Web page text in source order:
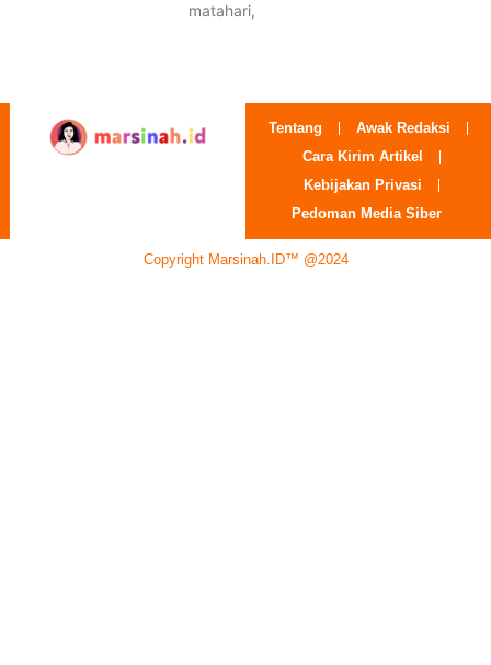
matahari,
Tentang
Awak Redaksi
Cara Kirim Artikel
Kebijakan Privasi
Pedoman Media Siber
Copyright Marsinah.ID™ @2024